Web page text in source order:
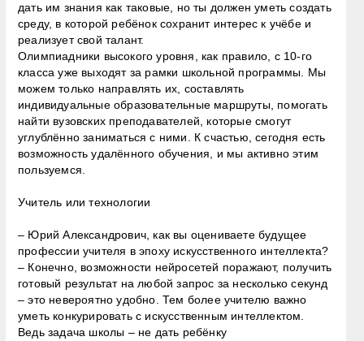
дать им знания как таковые, но ты должен уметь создать
среду, в которой ребёнок сохранит интерес к учёбе и
реализует свой талант.
Олимпиадники высокого уровня, как правило, с 10-го
класса уже выходят за рамки школьной программы. Мы
можем только направлять их, составлять
индивидуальные образовательные маршруты, помогать
найти вузовских преподавателей, которые смогут
углублённо заниматься с ними. К счастью, сегодня есть
возможность удалённого обучения, и мы активно этим
пользуемся.
Учитель или технологии
– Юрий Александрович, как вы оцениваете будущее
профессии учителя в эпоху искусственного интеллекта?
– Конечно, возможности нейросетей поражают, получить
готовый результат на любой запрос за несколько секунд
– это невероятно удобно. Тем более учителю важно
уметь конкурировать с искусственным интеллектом.
Ведь задача школы – не дать ребёнку